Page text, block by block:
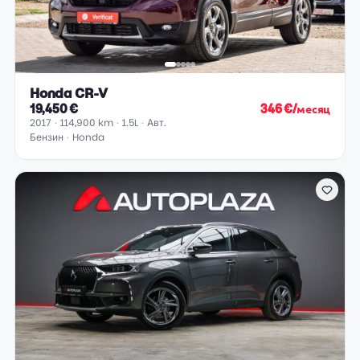
Honda CR-V
19,450 € 346 €/месяц
2017 114,900 km 1.5L
Авт.
Бензин
Honda